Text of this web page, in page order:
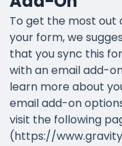
To get the most out
your form, we
that you sync this
with an email add-
learn more about
email add-on
visit the following
(https://